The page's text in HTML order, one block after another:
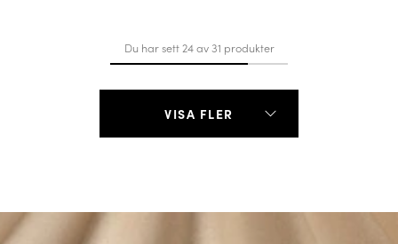
Du har sett 24 av 31 produkter
VISA FLER